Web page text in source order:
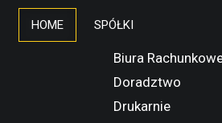
HOME SPÓŁKI
Biura
Doradztwo
Drukarnie